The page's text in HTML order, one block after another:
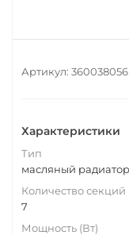
Артикул: 360038056
Характеристики
Тип
масляный радиатор
Количество
7
Мощность (Вт)